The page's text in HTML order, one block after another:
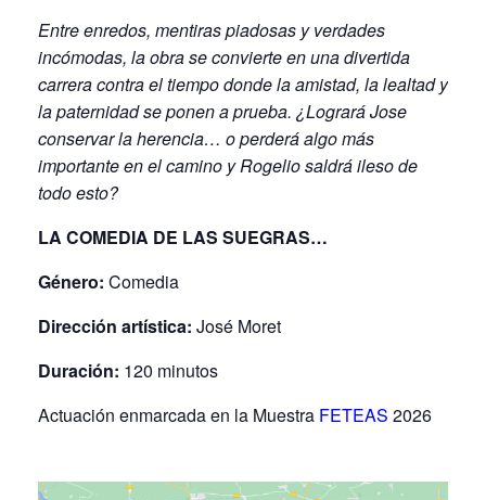
Entre enredos, mentiras piadosas y verdades
incómodas, la obra se convierte en una divertida
carrera contra el tiempo donde la amistad, la lealtad y
la paternidad se ponen a prueba. ¿Logrará Jose
conservar la herencia… o perderá algo más
importante en el camino y Rogelio saldrá ileso de
todo esto?
LA COMEDIA DE LAS SUEGRAS…
Género: Comedia
Dirección artística: José Moret
Duración: 120 minutos
Actuación enmarcada en la Muestra FETEAS 2026